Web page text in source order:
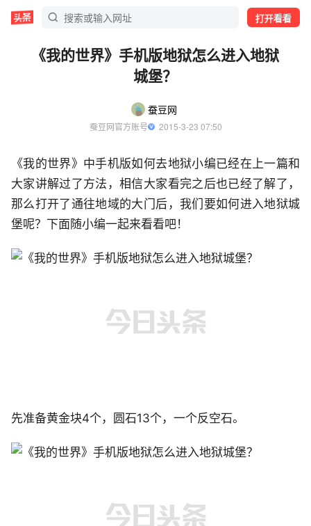
打开看看
《我的世界》手机版地狱怎么进入地狱
城堡？
蚕豆网
蚕豆网官方账号
  2015-3-23 07:50
《我的世界》中手机版如何去地狱小编已经在上一篇和
大家讲解过了方法，相信大家看完之后也已经了解了，
那么打开了通往地域的大门后，我们要如何进入地狱城
堡呢？下面随小编一起来看看吧！
先准备黄金块4个，圆石13个，一个反空石。